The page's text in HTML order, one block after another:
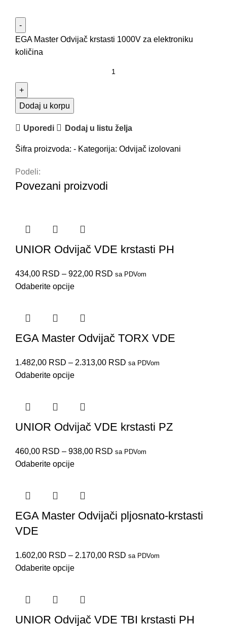
EGA Master Odvijač krstasti 1000V za elektroniku
količina
Dodaj u korpu
Uporedi Dodaj u listu želja
Šifra proizvoda: - Kategorija: Odvijač izolovani
Podeli:
Povezani proizvodi
UNIOR Odvijač VDE krstasti PH
434,00 RSD – 922,00 RSD sa PDVom
Odaberite opcije
EGA Master Odvijač TORX VDE
1.482,00 RSD – 2.313,00 RSD sa PDVom
Odaberite opcije
UNIOR Odvijač VDE krstasti PZ
460,00 RSD – 938,00 RSD sa PDVom
Odaberite opcije
EGA Master Odvijači pljosnato-krstasti
VDE
1.602,00 RSD – 2.170,00 RSD sa PDVom
Odaberite opcije
UNIOR Odvijač VDE TBI krstasti PH